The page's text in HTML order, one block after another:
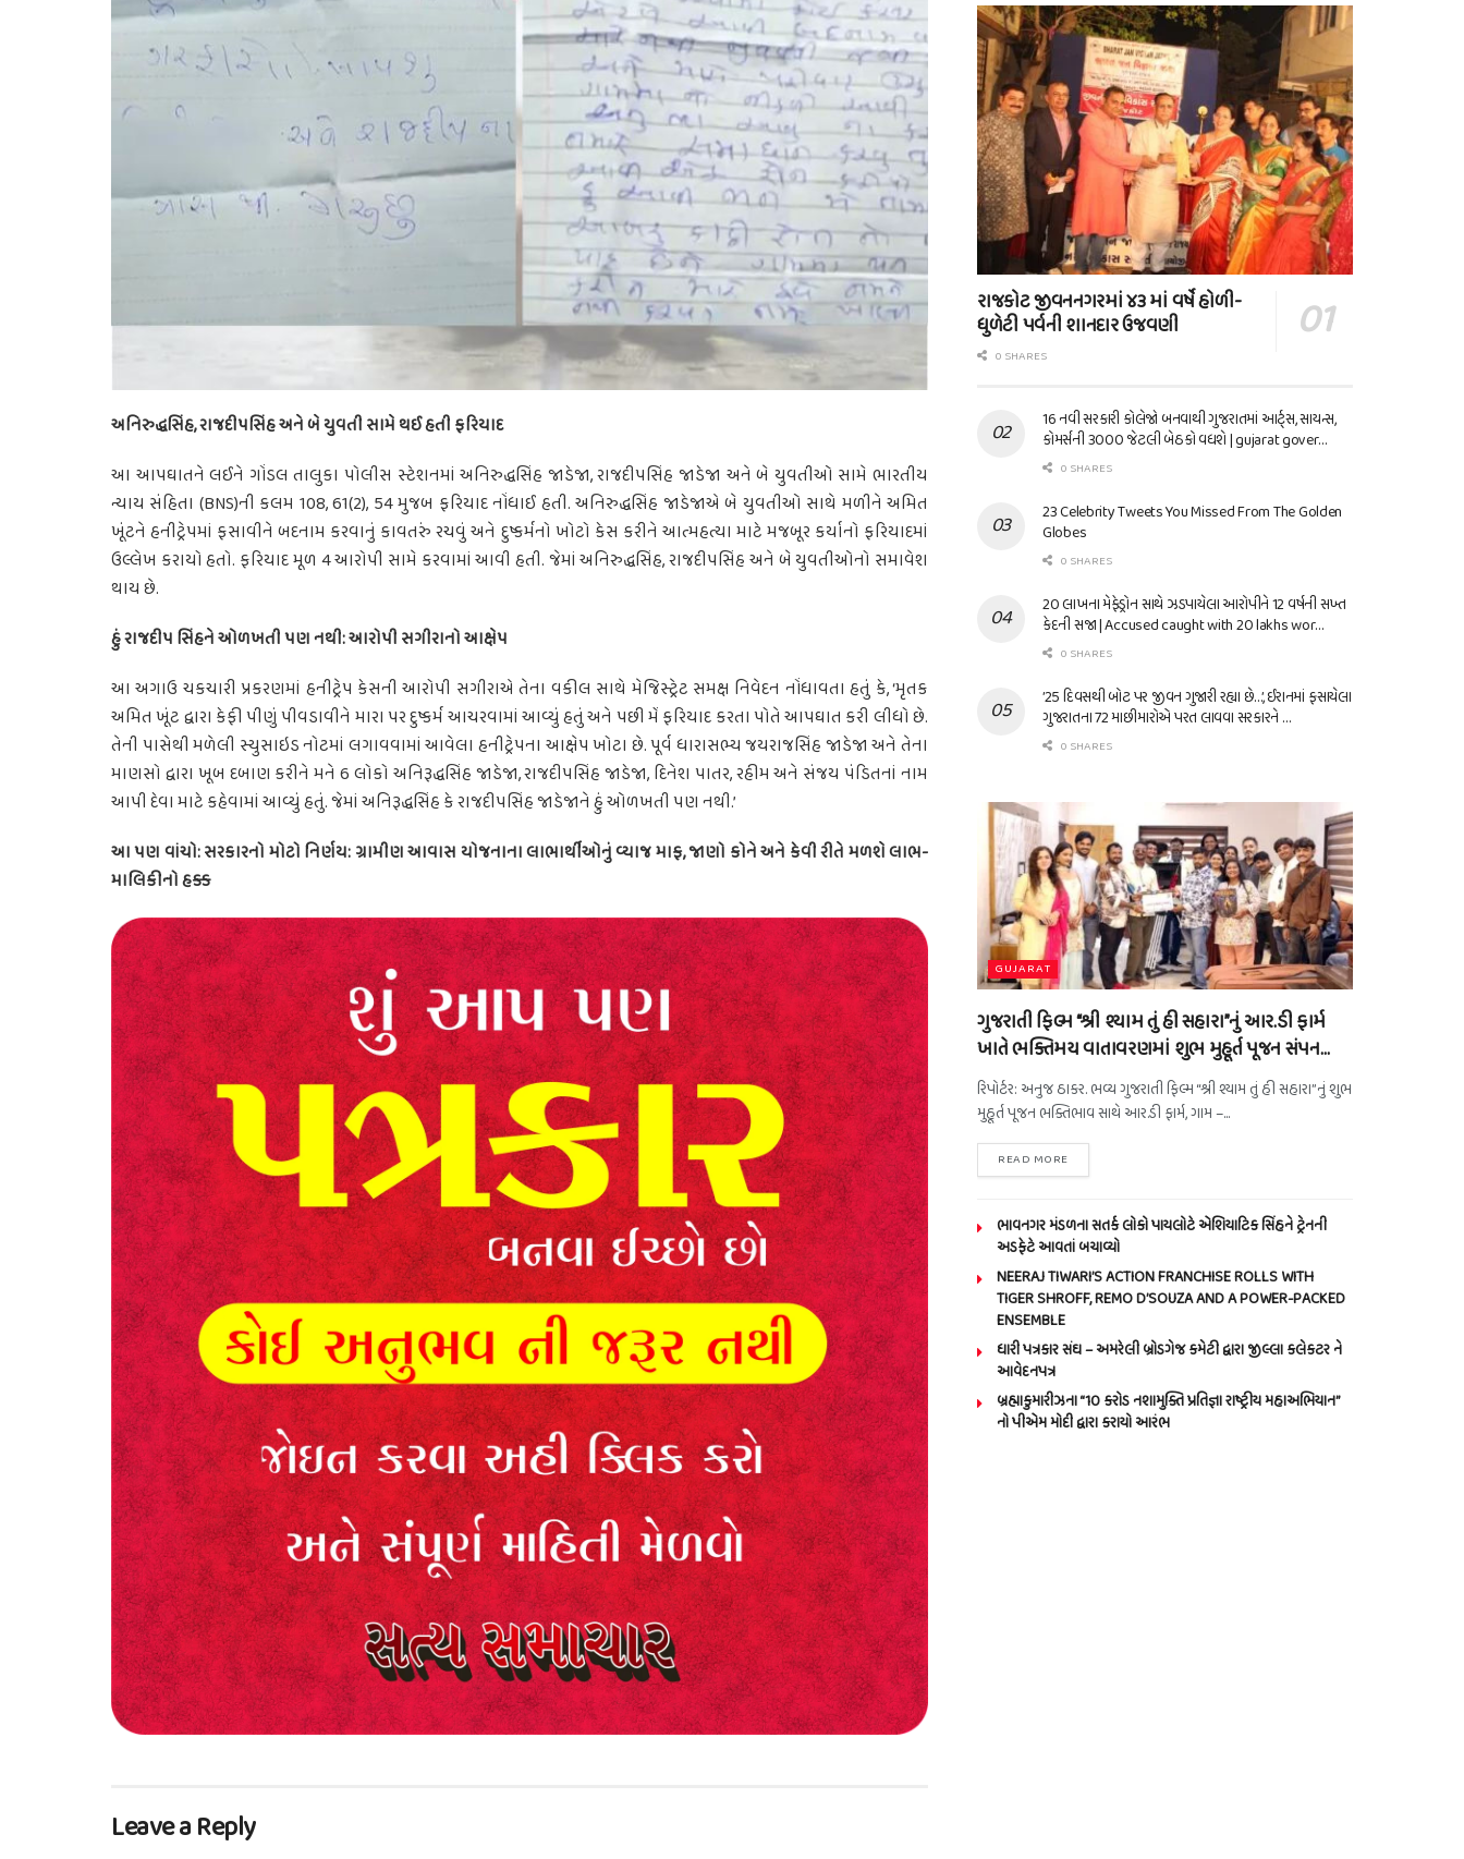
અનિરુદ્ધસિંહ, રાજદીપસિંહ અને બે યુવતી સામે થઈ હતી ફરિયાદ
આ આપઘાતને લઈને ગોંડલ તાલુકા પોલીસ સ્ટેશનમાં અનિરુદ્ધસિંહ જાડેજા, રાજદીપસિંહ જાડેજા અને બે યુવતીઓ સામે ભારતીય
ન્યાય સંહિતા (BNS)ની કલમ 108, 61(2), 54 મુજબ ફરિયાદ નોંધાઈ હતી. અનિરુદ્ધસિંહ જાડેજાએ બે યુવતીઓ સાથે મળીને અમિત
ખૂંટને હનીટ્રેપમાં ફસાવીને બદનામ કરવાનું કાવતરું રચવું અને દુષ્કર્મનો ખોટો કેસ કરીને આત્મહત્યા માટે મજબૂર કર્યાનો ફરિયાદમાં
ઉલ્લેખ કરાયો હતો. ફરિયાદ મૂળ 4 આરોપી સામે કરવામાં આવી હતી. જેમાં અનિરુદ્ધસિંહ, રાજદીપસિંહ અને બે યુવતીઓનો સમાવેશ
થાય છે.
હું રાજદીપ સિંહને ઓળખતી પણ નથી: આરોપી સગીરાનો આક્ષેપ
આ અગાઉ ચકચારી પ્રકરણમાં હનીટ્રેપ કેસની આરોપી સગીરાએ તેના વકીલ સાથે મેજિસ્ટ્રેટ સમક્ષ નિવેદન નોંધાવતા હતું કે, ‘મૃતક
અમિત ખૂંટ દ્વારા કેફી પીણું પીવડાવીને મારા પર દુષ્કર્મ આચરવામાં આવ્યું હતું અને પછી મેં ફરિયાદ કરતા પોતે આપઘાત કરી લીધો છે.
તેની પાસેથી મળેલી સ્યુસાઇડ નોટમાં લગાવવામાં આવેલા હનીટ્રેપના આક્ષેપ ખોટા છે. પૂર્વ ધારાસભ્ય જયરાજસિંહ જાડેજા અને તેના
માણસો દ્વારા ખૂબ દબાણ કરીને મને 6 લોકો અનિરૂદ્ધસિંહ જાડેજા, રાજદીપસિંહ જાડેજા, દિનેશ પાતર, રહીમ અને સંજય પંડિતનાં નામ
આપી દેવા માટે કહેવામાં આવ્યું હતું. જેમાં અનિરૂદ્ધસિંહ કે રાજદીપસિંહ જાડેજાને હું ઓળખતી પણ નથી.’
આ પણ વાંચો: સરકારનો મોટો નિર્ણય: ગ્રામીણ આવાસ યોજનાના લાભાર્થીઓનું વ્યાજ માફ, જાણો કોને અને કેવી રીતે મળશે લાભ-
માલિકીનો હક્ક
Leave a Reply
રાજકોટ જીવનનગરમાં ૪૩ માં વર્ષે હોળી-
ધુળેટી પર્વની શાનદાર ઉજવણી
0 SHARES
16 નવી સરકારી કોલેજો બનવાથી ગુજરાતમાં આર્ટ્સ, સાયન્સ,
કોમર્સની 3000 જેટલી બેઠકો વધશે | gujarat gover…
0 SHARES
23 Celebrity Tweets You Missed From The Golden
Globes
0 SHARES
20 લાખના મેફેડ્રોન સાથે ઝડપાયેલા આરોપીને 12 વર્ષની સખ્ત
કેદની સજા | Accused caught with 20 lakhs wor…
0 SHARES
’25 દિવસથી બોટ પર જીવન ગુજારી રહ્યા છે…’, ઈરાનમાં ફસાયેલા
ગુજરાતના 72 માછીમારોએ પરત લાવવા સરકારને …
0 SHARES
GUJARAT
ગુજરાતી ફિલ્મ “શ્રી શ્યામ તું હી સહારા”નું આર.ડી ફાર્મ
ખાતે ભક્તિમય વાતાવરણમાં શુભ મુહૂર્ત પૂજન સંપન…
રિપોર્ટર: અનુજ ઠાકર. ભવ્ય ગુજરાતી ફિલ્મ “શ્રી શ્યામ તું હી સહારા”નું શુભ
મુહૂર્ત પૂજન ભક્તિભાવ સાથે આર.ડી ફાર્મ, ગામ –...
READ MORE
ભાવનગર મંડળના સતર્ક લોકો પાયલોટે એશિયાટિક સિંહને ટ્રેનની
અડફેટે આવતાં બચાવ્યો
NEERAJ TIWARI’S ACTION FRANCHISE ROLLS WITH
TIGER SHROFF, REMO D’SOUZA AND A POWER-PACKED
ENSEMBLE
ધારી પત્રકાર સંઘ – અમરેલી બ્રોડગેજ કમેટી દ્વારા જીલ્લા કલેકટર ને
આવેદનપત્ર
બ્રહ્માકુમારીઝના “10 કરોડ નશામુક્તિ પ્રતિજ્ઞા રાષ્ટ્રીય મહાઅભિયાન”
નો પીએમ મોદી દ્વારા કરાયો આરંભ